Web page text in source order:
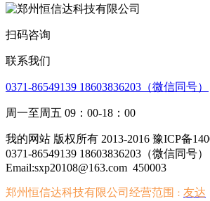
扫码咨询
联系我们
0371-86549139 18603836203（微信同号）
周一至周五 09：00-18：00
我的网站 版权所有 2013-2016 豫ICP备
0371-86549139 18603836203（微信同号）
Email:sxp20108@163.com 450003
郑州恒信达科技有限公司经营范围 ： 友达